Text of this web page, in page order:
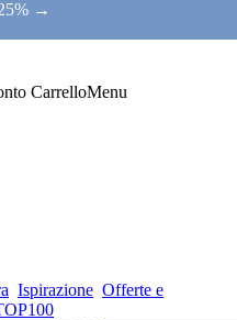
→
CarrelloMenu
Ispirazione Offerte e